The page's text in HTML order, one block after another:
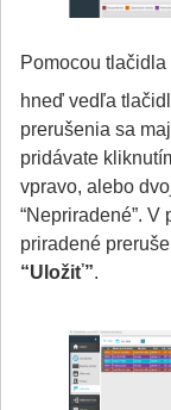
Pomocou tlačidla
hneď vedľa
prerušenia sa
pridávate
vpravo, alebo
“Nepriradené”.
priradené
“Uložiť”.